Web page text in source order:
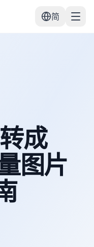
简
成
图片